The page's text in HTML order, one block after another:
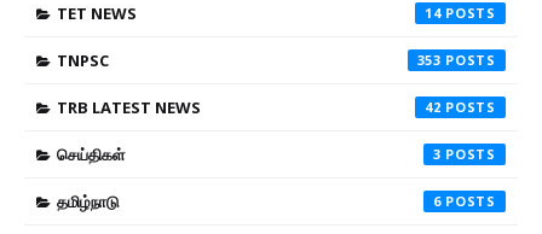
TET NEWS 14
TNPSC 353
TRB LATEST NEWS 42
செய்திகள் 3
தமிழ்நாடு 6